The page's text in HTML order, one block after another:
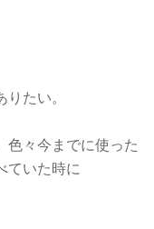
たい。
色々今までに使った
ていた時に